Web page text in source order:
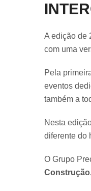
A edição de
com uma
Pela
eventos
também a
Nesta
diferente do
O Grupo